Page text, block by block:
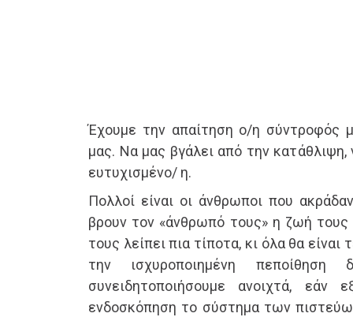
Έχουμε την απαίτηση ο/η σύντροφός
μας. Να μας βγάλει από την κατάθλιψη,
ευτυχισμένο/ η.
Πολλοί είναι οι άνθρωποι που
βρουν τον «άνθρωπό τους» η ζωή τους
τους λείπει πια τίποτα, κι όλα θα
την ισχυροποιημένη
συνειδητοποιήσουμε ανοιχτά, εάν
ενδοσκόπηση το σύστημα των